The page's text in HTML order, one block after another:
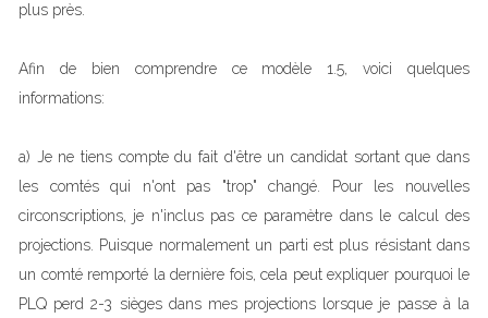
plus près.
Afin de bien comprendre ce modèle 1.5, voici quelques
informations:
a) Je ne tiens compte du fait d'être un candidat sortant que dans
les comtés qui n'ont pas "trop" changé. Pour les nouvelles
circonscriptions, je n'inclus pas ce paramètre dans le calcul des
projections. Puisque normalement un parti est plus résistant dans
un comté remporté la dernière fois, cela peut expliquer pourquoi le
PLQ perd 2-3 sièges dans mes projections lorsque je passe à la